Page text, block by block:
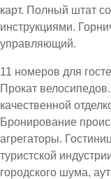
карт. Полный штат
инструкциями.
управляющий.
11 номеров для
Прокат
качественной
Бронирование
агрегаторы.
туристской
городского шума,